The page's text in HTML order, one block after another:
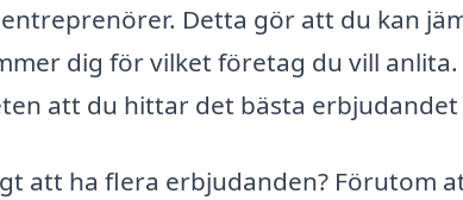
Detta gör att du kan
dig för vilket företag du vill
att du hittar det bästa
att ha flera erbjudanden? Förutom